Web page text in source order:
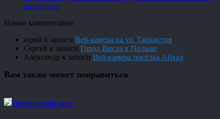
выдохнуть
Новые комментарии
юрий к записи Веб-камера на ул. Танкистов
Сергей к записи Город Висла в Польше
Александр к записи Веб-камера посёлка Айхал
Вам также может понравиться
Октябрьский мост